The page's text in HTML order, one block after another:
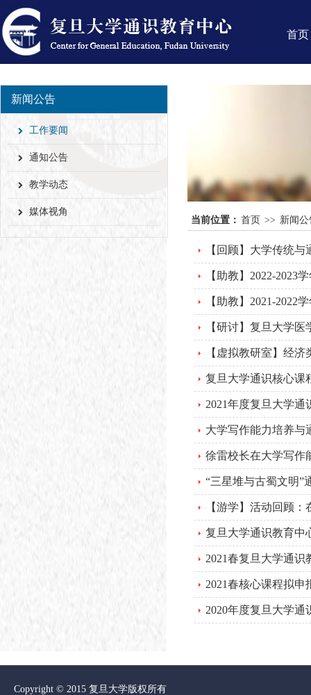
首页
新闻公告
工作要闻
通知公告
教学动态
媒体视角
当前位置： 首页 >> 新闻公
【回顾】大学传统
【助教】2022-2023
【助教】2021-2022
【研讨】复旦大学
【虚拟教研室】经
复旦大学通识核心课
2021年度复旦大学
大学写作能力培养与
徐雷校长在大学写作
“三星堆与古蜀文明”
【游学】活动回顾
复旦大学通识教育中
2021春复旦大学通
2021春核心课程拟
2020年度复旦大学
Copyright © 2015 复旦大学版权所有